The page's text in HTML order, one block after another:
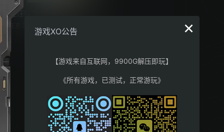
汪汪队立大功：世界
D 冒险中，以前所未有的方式探索
一切“汪”有可能的 3D 动作冒险中，
以前所未有的方式探索《汪汪队立
大功》的世界。你可以扮演自己最
喜爱的狗狗，驾驶他们的赛车，展
界。这可是汪汪队终极游戏时间
喔！汪汪队的节日就要到了，冒险
湾里人人都兴奋不已，只有韩丁那
市长和他的调皮捣蛋猫咪大队除…
×
游戏XO公告
【游戏来自互联网，9900G解压即玩】
《所有游戏，已测试，正常游玩》